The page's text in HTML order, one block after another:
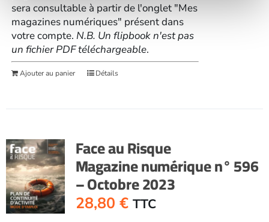
sera consultable à partir de l'onglet "Mes
magazines numériques" présent dans
votre compte. N.B. Un flipbook n'est pas
un fichier PDF téléchargeable.
Ajouter au panier Détails
Face au Risque
Magazine numérique n° 596
– Octobre 2023
28,80 € TTC